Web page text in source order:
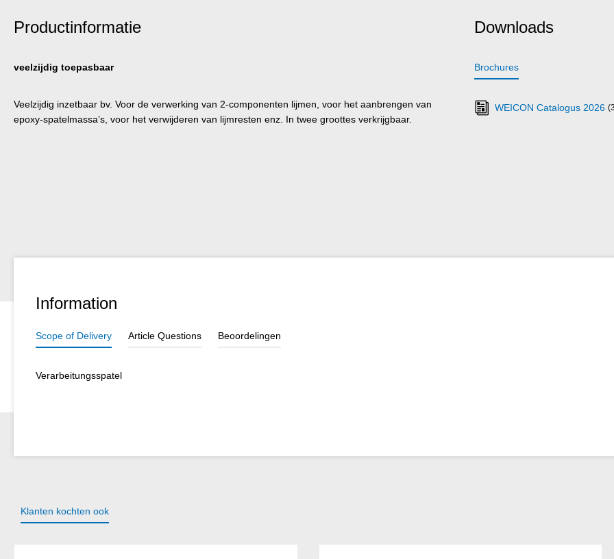
Productinformatie
veelzijdig toepasbaar
Veelzijdig inzetbaar bv. Voor de verwerking van 2-componenten lijmen, voor het aanbrengen van
epoxy-spatelmassa’s, voor het verwijderen van lijmresten enz. In twee groottes verkrijgbaar.
Downloads
Brochures
WEICON Catalogus 2026
Information
Scope of Delivery Article Questions Beoordelingen
Verarbeitungsspatel
Klanten kochten ook